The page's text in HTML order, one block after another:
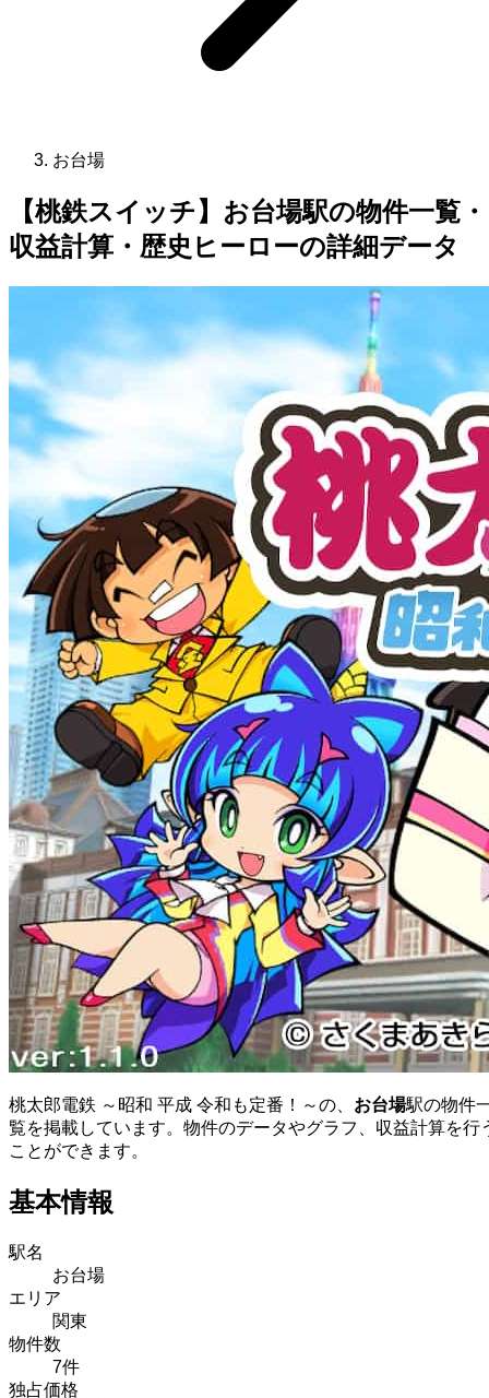
お台場
【桃鉄スイッチ】お台場駅の物件一覧・
収益計算・歴史ヒーローの詳細データ
桃太郎電鉄 ～昭和 平成 令和も定番！～の、 お台場駅の物件
覧を掲載しています。物件のデータやグラフ、収益計算を行
ことができます。
基本情報
駅名
お台場
エリア
関東
物件数
7件
独占価格